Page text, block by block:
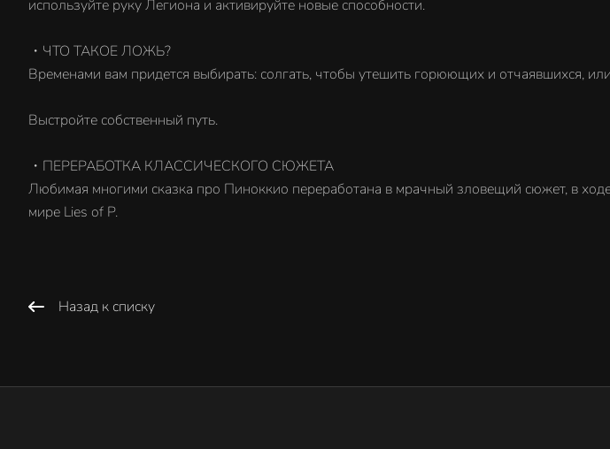
используйте руку Легиона и активируйте новые способности.
・ЧТО ТАКОЕ ЛОЖЬ?
Временами вам придется выбирать: солгать, чтобы утешить горюющих и отчаявшихся,
Выстройте собственный путь.
・ПЕРЕРАБОТКА КЛАССИЧЕСКОГО СЮЖЕТА
Любимая многими сказка про Пиноккио переработана в мрачный зловещий сюжет, в
мире Lies of P.
Назад к списку